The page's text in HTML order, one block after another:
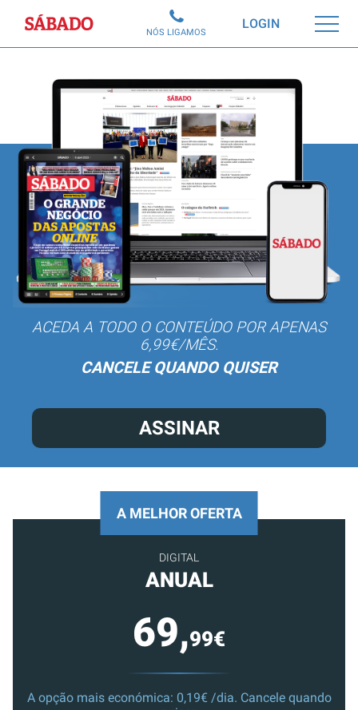
Sábado LOGIN
NÓS LIGAMOS
ACEDA A TODO O CONTEÚDO POR APENAS
6,99€/MÊS.
CANCELE QUANDO QUISER
ASSINAR
A MELHOR OFERTA
DIGITAL
ANUAL
69,99€
A opção mais económica: 0,19€ /dia. Cancele quando